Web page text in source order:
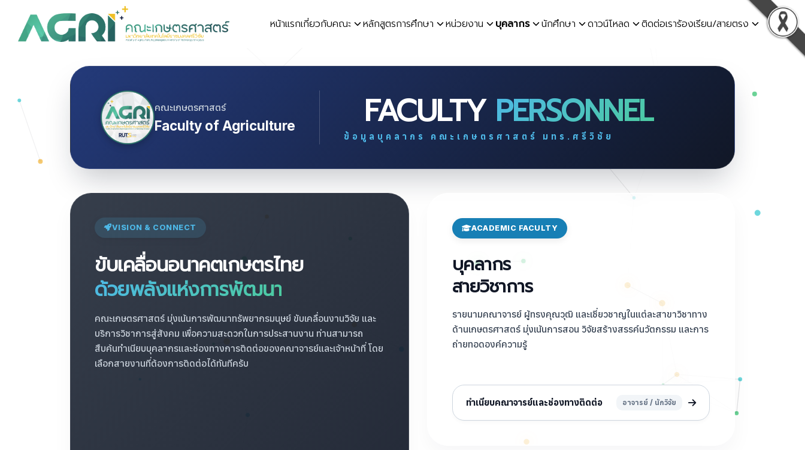
content
หน้าแรกเกี่ยวกับคณะ หลักสูตรการศึกษา หน่วยงาน บุคลากร นักศึกษา ดาวน์โหลด ติดต่อเราร้องเรียน/สายตรง
for:
คณะเกษตรศาสตร์
Faculty of Agriculture FACULTY PERSONNEL
ข้อมูลบุคลากร คณะเกษตรศาสตร์ มทร.ศรีวิชัย
VISION & CONNECT
ขับเคลื่อนอนาคตเกษตรไทย
ด้วยพลังแห่งการพัฒนา
คณะเกษตรศาสตร์ มุ่งเน้นการพัฒนาทรัพยากรมนุษย์ ขับเคลื่อนงานวิจัย และ
บริการวิชาการสู่สังคม เพื่อความสะดวกในการประสานงาน ท่านสามารถ
สืบค้นทำเนียบบุคลากรและช่องทางการติดต่อของคณาจารย์และเจ้าหน้าที่ โดย
เลือกสายงานที่ต้องการติดต่อได้ทันทีครับ
ACADEMIC FACULTY
บุคลากร
สายวิชาการ
รายนามคณาจารย์ ผู้ทรงคุณวุฒิ และเชี่ยวชาญในแต่ละสาขาวิชาทาง
ด้านเกษตรศาสตร์ มุ่งเน้นการสอน วิจัยสร้างสรรค์นวัตกรรม และการ
ถ่ายทอดองค์ความรู้
ทำเนียบคณาจารย์และช่องทางติดต่อ อาจารย์ / นักวิจัย